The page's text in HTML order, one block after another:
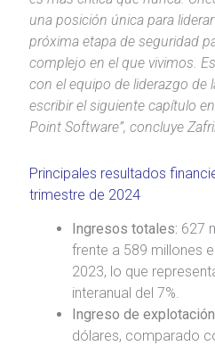
una posición única para
próxima etapa de seguridad
complejo en el que vivimos.
con el equipo de liderazgo de
escribir el siguiente capítulo
Point Software”, concluye
Principales resultados
trimestre de 2024
Ingresos totales: 627
frente a 589 millones
2023, lo que
interanual del 7%.
Ingreso de
dólares, comparado